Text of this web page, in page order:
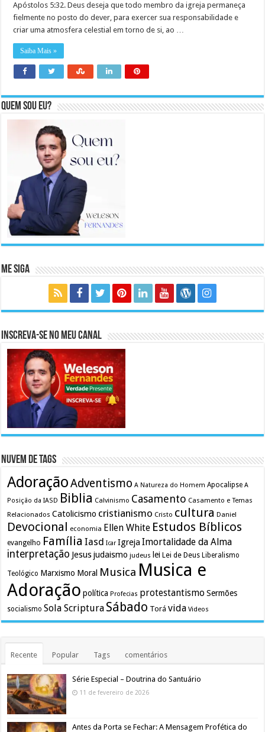
Apóstolos 5:32. Deus deseja que todo membro da igreja permaneça
fielmente no posto do dever, para exercer sua responsabilidade e
criar uma atmosfera celestial em torno de si, ao …
Saiba Mais »
Quem sou eu?
Me Siga
Inscreva-se no meu canal
Nuvem de Tags
AdoraçãoAdventismo A Natureza do Homem Apocalipse A
Posição da IASD Biblia Calvinismo Casamento Casamento e Temas
Relacionados Catolicismo cristianismo Cristo cultura Daniel
Devocional economia Ellen White Estudos Bíblicos
evangelho Família Iasd Icar Igreja Imortalidade da Alma
interpretação Jesusjudaismo judeus lei Lei de Deus Liberalismo
Teológico Marxismo Moral Musica Musica e
Adoração política Profecias protestantismo Sermões
socialismo Sola Scriptura Sábado Torá vida Videos
Recente Popular Tags comentários
Série Especial – Doutrina do Santuário
11 de fevereiro de 2026
Antes da Porta se Fechar: A Mensagem Profética do